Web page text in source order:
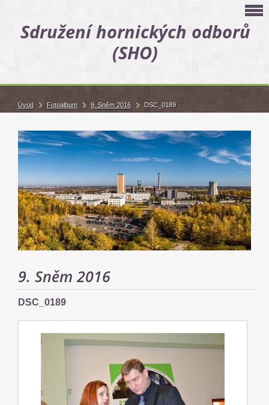
Sdružení hornických odborů
(SHO)
9. Sněm 2016
DSC_0189
Úvod Fotoalbum 9. Sněm 2016 DSC_0189